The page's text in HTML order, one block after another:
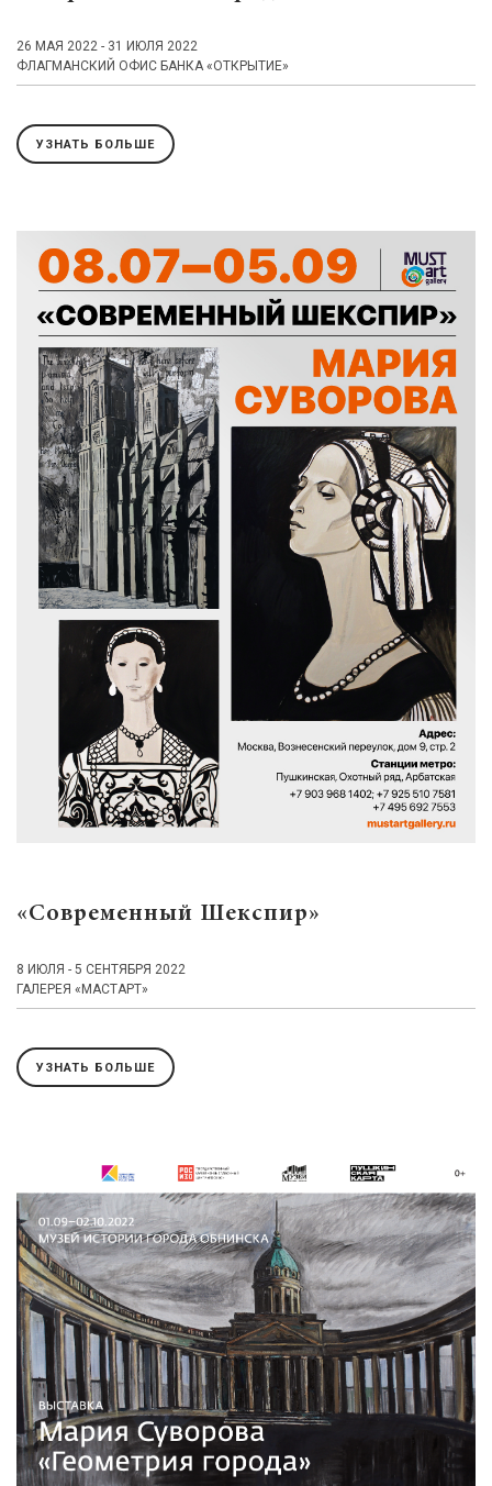
26 МАЯ 2022 - 31 ИЮЛЯ 2022
ФЛАГМАНСКИЙ ОФИС БАНКА «ОТКРЫТИЕ»
УЗНАТЬ БОЛЬШЕ
«Современный Шекспир»
8 ИЮЛЯ - 5 СЕНТЯБРЯ 2022
ГАЛЕРЕЯ «МАСТАРТ»
УЗНАТЬ БОЛЬШЕ